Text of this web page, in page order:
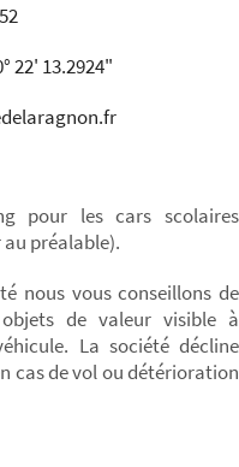
22' 13.2924"
pour les cars scolaires
préalable).
nous vous conseillons de
de valeur visible à
La société décline
cas de vol ou détérioration